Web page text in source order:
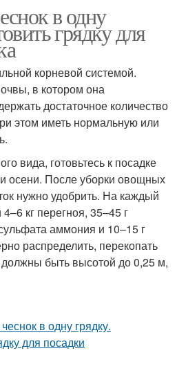
в одну
грядку для
корневой системой.
в котором она
достаточное количество
этом иметь нормальную или
вида, готовьтесь к посадке
осени. После уборки овощных
нужно удобрить. На каждый
кг перегноя, 35–45 г
аммония и 10–15 г
распределить, перекопать
быть высотой до 0,25 м,